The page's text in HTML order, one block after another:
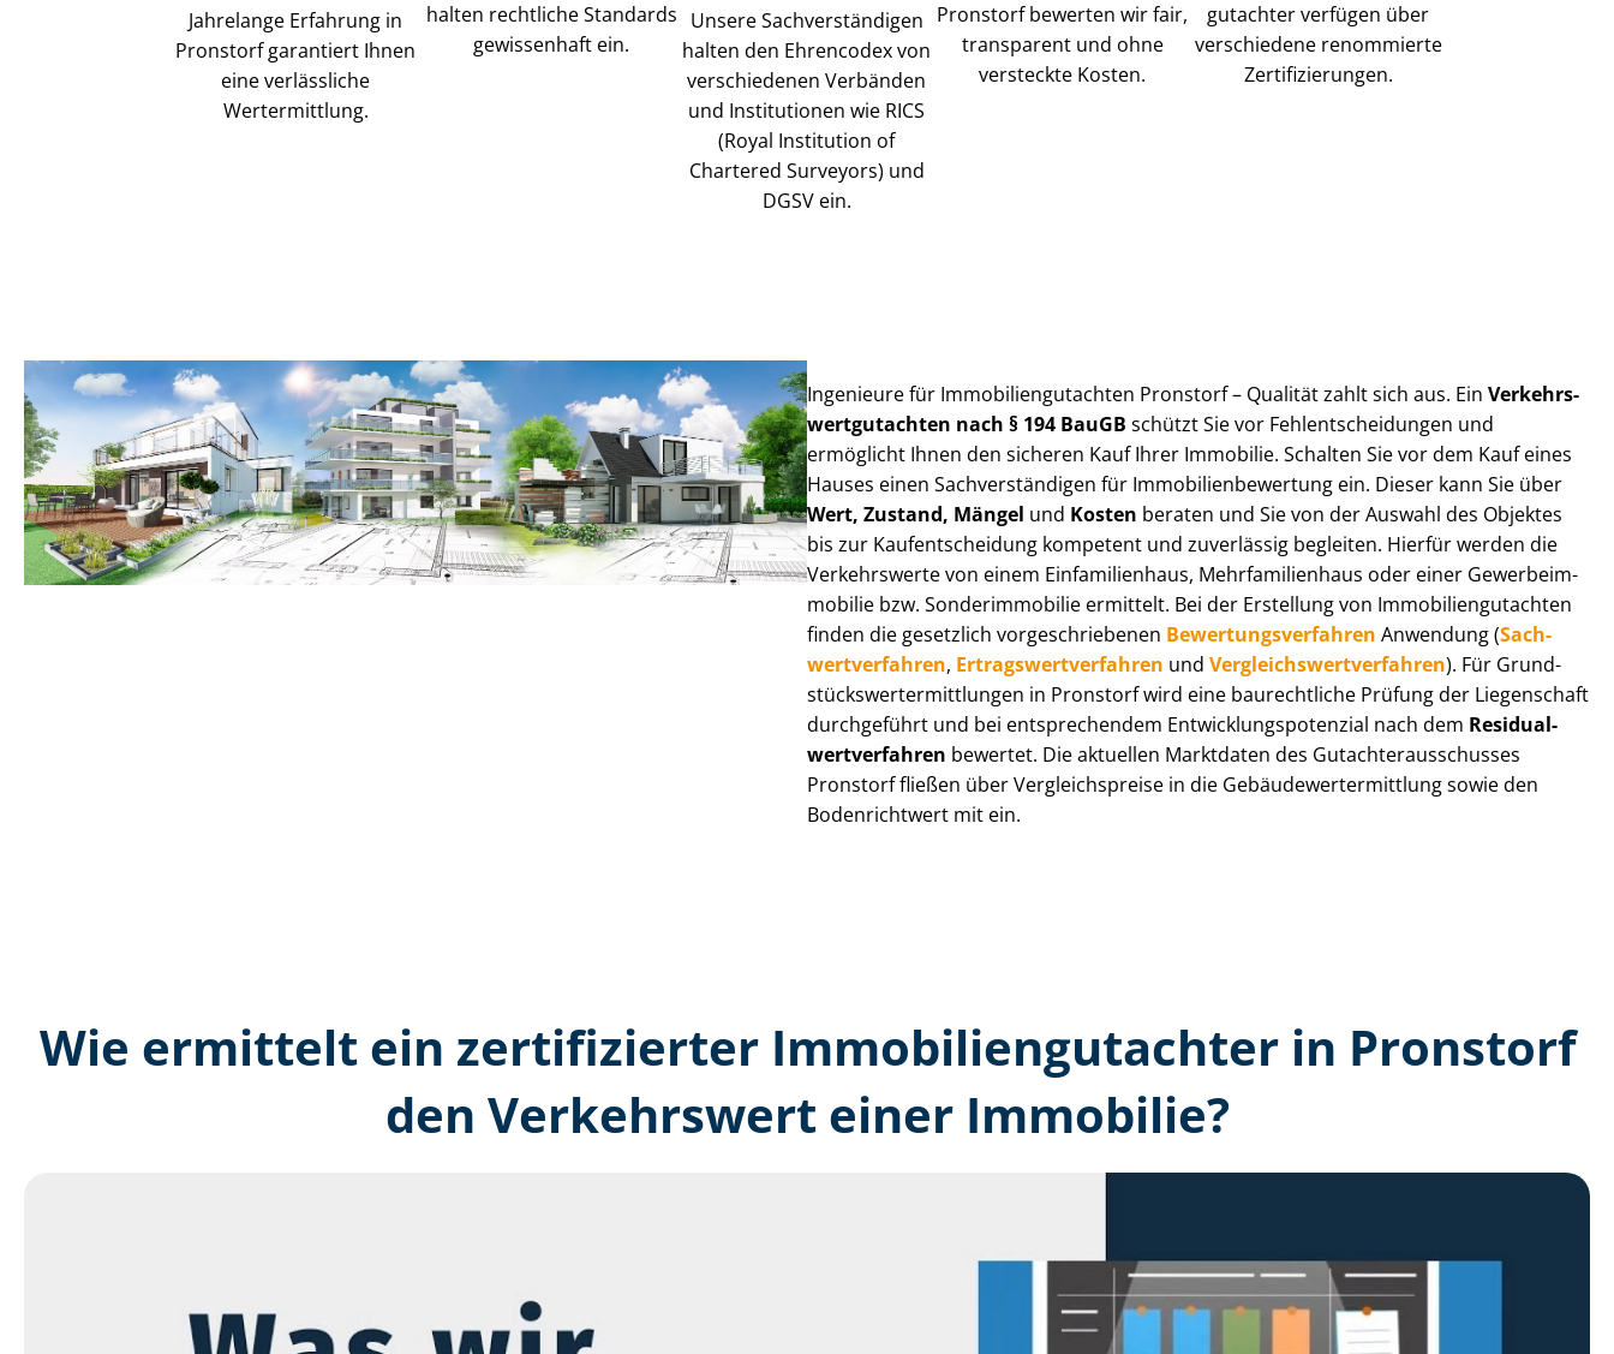
Jahrelange Erfahrung in
Pronstorf garantiert Ihnen
eine verlässliche
Wertermittlung.
halten rechtliche Standards
gewissenhaft ein.
Unsere Sach­ver­stän­di­gen
halten den Ehrencodex von
verschiedenen Verbänden
und Institutionen wie RICS
(Royal Institution of
Chartered Surveyors) und
DGSV ein.
Pronstorf bewerten wir fair,
transparent und ohne
versteckte Kosten.
gutachter verfügen über
verschiedene renommierte
Zer­ti­fi­zie­run­gen.
Ingenieure für Im­mo­bi­li­en­gut­ach­ten Pronstorf – Qualität zahlt sich aus. Ein Ver­kehrs­
wert­gut­ach­ten nach § 194 BauGB schützt Sie vor Fehl­ent­schei­dun­gen und
ermöglicht Ihnen den sicheren Kauf Ihrer Immobilie. Schalten Sie vor dem Kauf eines
Hauses einen Sach­ver­stän­di­gen für Im­mo­bi­li­en­be­wer­tung ein. Dieser kann Sie über
Wert, Zustand, Mängel und Kosten beraten und Sie von der Auswahl des Objektes
bis zur Kauf­ent­schei­dung kompetent und zuverlässig begleiten. Hierfür werden die
Verkehrswerte von einem Einfamilienhaus, Mehr­fa­mi­li­en­haus oder einer Ge­wer­be­im­
mo­bi­lie bzw. Sonderimmobilie ermittelt. Bei der Erstellung von Im­mo­bi­li­en­gut­ach­ten
finden die gesetzlich vor­ge­schrie­be­nen Be­wer­tungs­ver­fah­ren Anwendung (Sach­
wert­ver­fah­ren, Er­trags­wert­ver­fah­ren und Ver­gleichs­wert­ver­fah­ren). Für Grund­
stücks­wert­ermitt­lun­gen in Pronstorf wird eine baurechtliche Prüfung der Liegenschaft
durchgeführt und bei entsprechendem Ent­wick­lungs­po­ten­zi­al nach dem Re­si­du­al­
wert­ver­fah­ren bewertet. Die aktuellen Marktdaten des Gut­ach­ter­aus­schus­ses
Pronstorf fließen über Ver­gleichs­prei­se in die Ge­bäu­de­wert­ermitt­lung sowie den
Bodenrichtwert mit ein.
Wie ermittelt ein zertifizierter Immobilien­gutachter in Pronstorf
den Verkehrswert einer Immobilie?